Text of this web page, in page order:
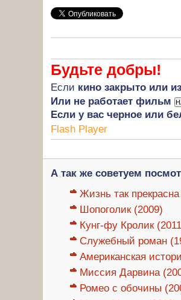
Будьте добры!
Если кино закрыто или
Или не работает фильм
Если у вас черное или
Flash Player
А так же советуем
Жизнь так
Шопоголик (2009)
Кунг-фу Кролик
Служебный роман
Американская
Миссия Дарвина
Ромео с обочины